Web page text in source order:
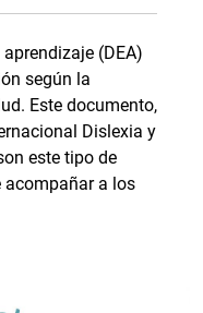
(DEA)
según la
Este documento,
Dislexia y
este tipo de
a los